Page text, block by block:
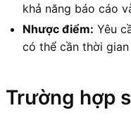
khả năng báo cáo
Nhược điểm: Yêu
có thể cần thời gian
Trường hợp